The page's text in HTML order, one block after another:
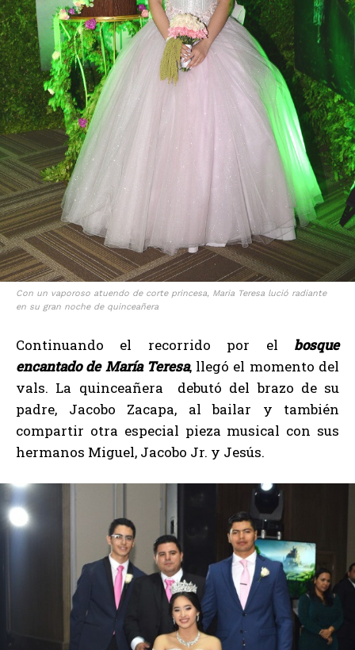
Con un vaporoso atuendo de corte princesa, Maria Teresa lució radiante
en su gran noche de quinceañera
Continuando el recorrido por el bosque
encantado de María Teresa, llegó el momento del
vals. La quinceañera debutó del brazo de su
padre, Jacobo Zacapa, al bailar y también
compartir otra especial pieza musical con sus
hermanos Miguel, Jacobo Jr. y Jesús.